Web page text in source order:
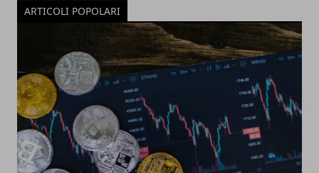
ARTICOLI POPOLARI